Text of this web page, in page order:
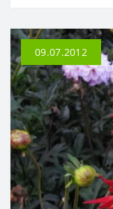
09.07.2012